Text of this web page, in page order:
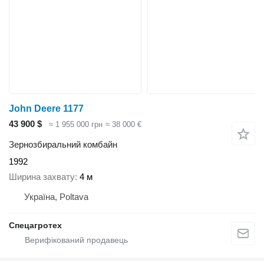
John Deere 1177
43 900 $
≈ 1 955 000 грн ≈ 38 000 €
Зернозбиральний комбайн
1992
Ширина захвату 4 м
Україна, Poltava
Спецагротех